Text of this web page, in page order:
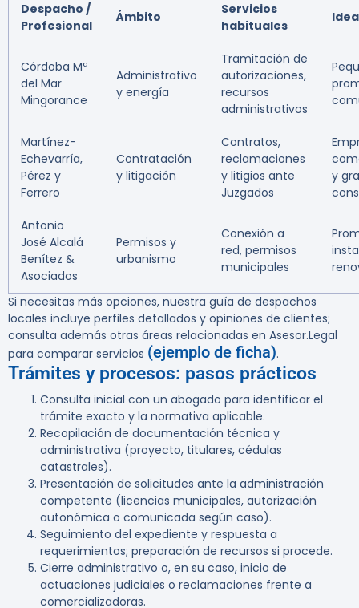
Despacho /
Profesional
Ámbito
Servicios
habituales
Córdoba Mª
del Mar
Mingorance
Administrativo
y energía
Tramitación de
autorizaciones,
recursos
administrativos
Martínez-
Echevarría,
Pérez y
Ferrero
Contratación
y litigación
Contratos,
reclamaciones
y litigios ante
Juzgados
y
Antonio
José Alcalá
Benítez &
Asociados
Permisos y
urbanismo
Conexión a
red, permisos
municipales
Si necesitas más opciones, nuestra guía de despachos
locales incluye perfiles detallados y opiniones de clientes;
consulta además otras áreas relacionadas en Asesor.Legal
para comparar servicios (ejemplo de ficha).
Trámites y procesos: pasos prácticos
Consulta inicial con un abogado para identificar el
trámite exacto y la normativa aplicable.
Recopilación de documentación técnica y
administrativa (proyecto, titulares, cédulas
catastrales).
Presentación de solicitudes ante la administración
competente (licencias municipales, autorización
autonómica o comunicada según caso).
Seguimiento del expediente y respuesta a
requerimientos; preparación de recursos si procede.
Cierre administrativo o, en su caso, inicio de
actuaciones judiciales o reclamaciones frente a
comercializadoras.